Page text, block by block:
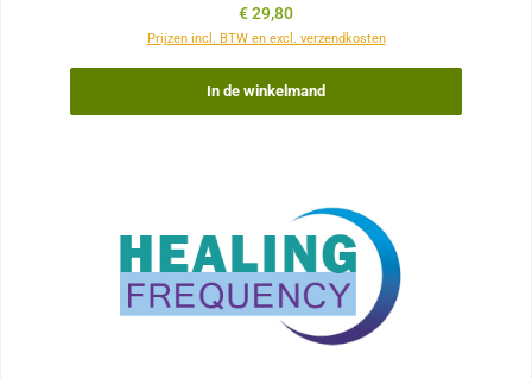
Normale prijs:
€ 29,80
Prijzen incl. BTW en excl. verzendkosten
In de winkelmand